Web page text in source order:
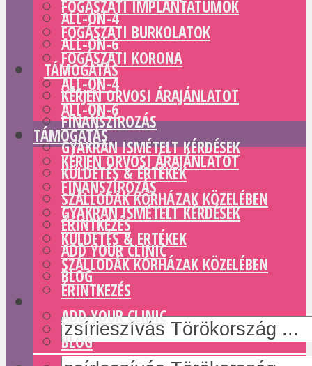
ALL-ON-4
ALL-ON-6
TÁMOGATÁS
KÉRJEN ORVOSI ÁRAJÁNLATOT
FINANSZÍROZÁS
GYAKRAN ISMÉTELT KÉRDÉSEK
KÜLDETÉS & ERTÉKEK
SZÁLLODÁK KÓRHÁZAK KÖZELÉBEN
ÉRINTKEZÉS
ADD YOUR CLINIC
BLOG
FOGÁSZATI IMPLANTÁTUMOK
FOGÁSZATI BURKOLATOK
FOGÁSZATI KORONA
ALL-ON-4
ALL-ON-6
TÁMOGATÁS
KÉRJEN ORVOSI ÁRAJÁNLATOT
FINANSZÍROZÁS
GYAKRAN ISMÉTELT KÉRDÉSEK
KÜLDETÉS & ERTÉKEK
SZÁLLODÁK KÓRHÁZAK KÖZELÉBEN
ÉRINTKEZÉS
ADD YOUR CLINIC
BLOG